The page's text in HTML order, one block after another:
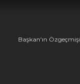
Başkan'ın Özgeçmişi